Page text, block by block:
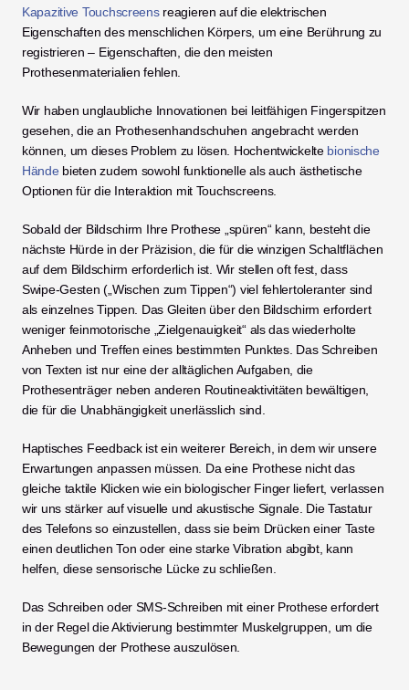
Kapazitive Touchscreens reagieren auf die elektrischen
Eigenschaften des menschlichen Körpers, um eine Berührung zu
registrieren – Eigenschaften, die den meisten
Prothesenmaterialien fehlen.
Wir haben unglaubliche Innovationen bei leitfähigen Fingerspitzen
gesehen, die an Prothesenhandschuhen angebracht werden
können, um dieses Problem zu lösen. Hochentwickelte bionische
Hände bieten zudem sowohl funktionelle als auch ästhetische
Optionen für die Interaktion mit Touchscreens.
Sobald der Bildschirm Ihre Prothese „spüren“ kann, besteht die
nächste Hürde in der Präzision, die für die winzigen Schaltflächen
auf dem Bildschirm erforderlich ist. Wir stellen oft fest, dass
Swipe-Gesten („Wischen zum Tippen“) viel fehlertoleranter sind
als einzelnes Tippen. Das Gleiten über den Bildschirm erfordert
weniger feinmotorische „Zielgenauigkeit“ als das wiederholte
Anheben und Treffen eines bestimmten Punktes. Das Schreiben
von Texten ist nur eine der alltäglichen Aufgaben, die
Prothesenträger neben anderen Routineaktivitäten bewältigen,
die für die Unabhängigkeit unerlässlich sind.
Haptisches Feedback ist ein weiterer Bereich, in dem wir unsere
Erwartungen anpassen müssen. Da eine Prothese nicht das
gleiche taktile Klicken wie ein biologischer Finger liefert, verlassen
wir uns stärker auf visuelle und akustische Signale. Die Tastatur
des Telefons so einzustellen, dass sie beim Drücken einer Taste
einen deutlichen Ton oder eine starke Vibration abgibt, kann
helfen, diese sensorische Lücke zu schließen.
Das Schreiben oder SMS-Schreiben mit einer Prothese erfordert
in der Regel die Aktivierung bestimmter Muskelgruppen, um die
Bewegungen der Prothese auszulösen.